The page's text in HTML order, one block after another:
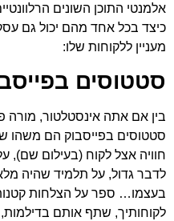
אלמנטי התוכן השונים
כיצד בכל אחד מהם יכול גם עסק
מעניין ללקוחות שלו:
סטטוסים
בין אם אתה אינסטלטור, מורה
סטטוסים בפייסבוק הם משהו
חוויה אצל לקוח (בעילום שם),
לדבר גדול, על תלמיד שהיה
בעצמו… ספר על הצלחות
לקוחותיך, שתף אותם